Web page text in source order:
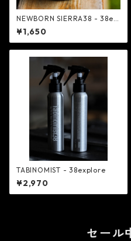
NEWBORN SIERRA38 - 38ex
plore
¥1,650
TABINOMIST - 38explore
¥2,970
セール